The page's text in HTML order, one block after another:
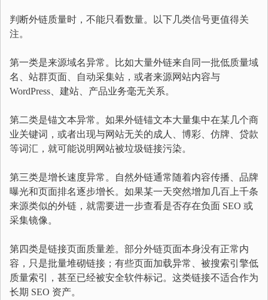
判断外链质量时，不能只看数量。以下几类信号更值得关
注。
第一类是来源域名异常。比如大量外链来自同一批低质量域
名、站群页面、自动采集站，或者来源网站内容与
WordPress、建站、产品业务毫无关系。
第二类是锚文本异常。如果外链锚文本大量集中在某几个商
业关键词，或者出现与网站无关的成人、博彩、仿牌、贷款
等词汇，就可能说明网站被垃圾链接污染。
第三类是增长速度异常。自然外链通常随着内容传播、品牌
曝光和页面排名逐步增长。如果某一天突然增加几百上千条
来源类似的外链，就需要进一步查看是否存在负面 SEO 或
采集镜像。
第四类是链接页面质量差。部分外链页面本身没有正常内
容，只是批量堆砌链接；有些页面加载异常、被搜索引擎低
质量索引，甚至已经被安全软件标记。这类链接不适合作为
长期 SEO 资产。